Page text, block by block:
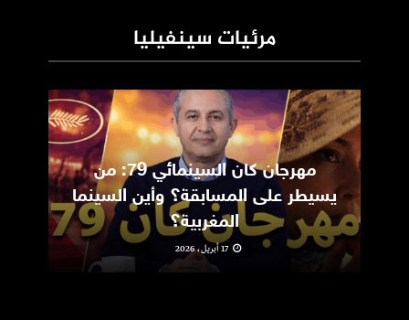
مرئيات سينفيليا
مهرجان كان السينمائي 79: من
يسيطر على المسابقة؟ وأين السينما
المغربية؟
17 أبريل، 2026